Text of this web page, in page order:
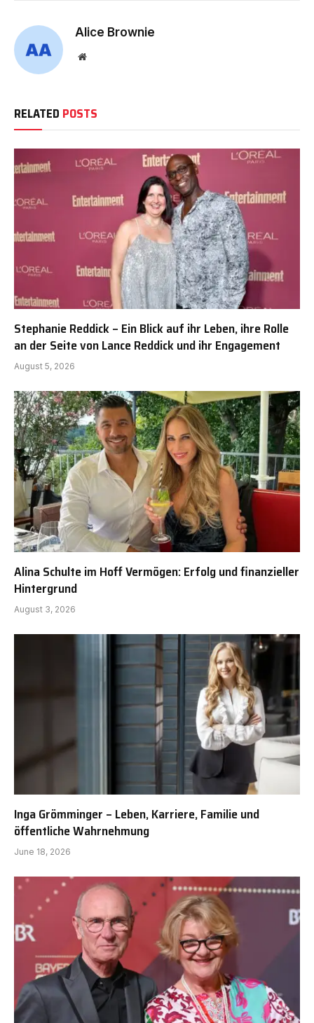
Alice Brownie
Website
RELATED POSTS
Stephanie Reddick – Ein Blick auf ihr Leben, ihre Rolle
an der Seite von Lance Reddick und ihr Engagement
August 5, 2026
Alina Schulte im Hoff Vermögen: Erfolg und finanzieller
Hintergrund
August 3, 2026
Inga Grömminger – Leben, Karriere, Familie und
öffentliche Wahrnehmung
June 18, 2026